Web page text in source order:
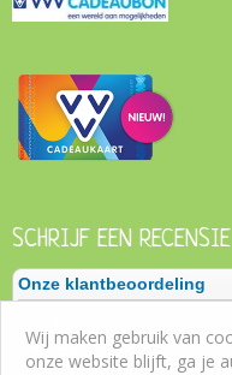
SCHRIJF EEN RECENSIE
Wij maken gebruik van
onze website blijft, ga je